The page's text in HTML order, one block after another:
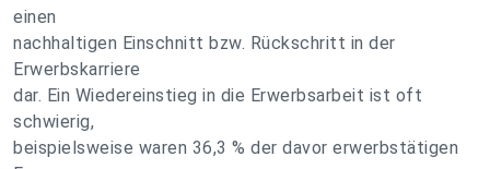
einen
nachhaltigen Einschnitt bzw. Rückschritt in der
Erwerbskarriere
dar. Ein Wiedereinstieg in die Erwerbsarbeit ist oft
schwierig,
beispielsweise waren 36,3 % der davor erwerbstätigen